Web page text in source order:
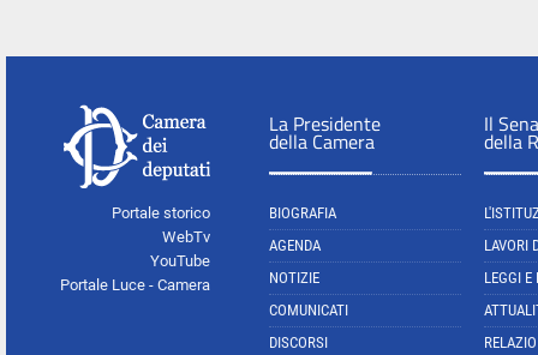
Portale storico
WebTv
YouTube
Portale Luce - Camera
La Presidente
della Camera
BIOGRAFIA
AGENDA
NOTIZIE
COMUNICATI
DISCORSI
Il
della
LAVORI
LEGGI E